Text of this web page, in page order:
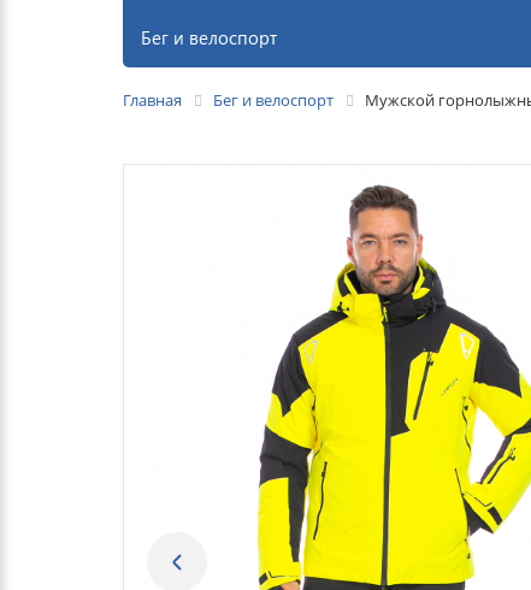
Бег и велоспорт
Главная Бег и велоспорт Мужской